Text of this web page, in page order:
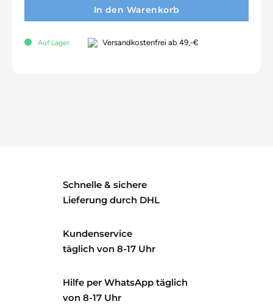
In den Warenkorb
Auf Lager Versandkostenfrei ab 49,-€
Schnelle & sichere
Lieferung durch DHL
Kundenservice
täglich von 8-17 Uhr
Hilfe per WhatsApp täglich
von 8-17 Uhr